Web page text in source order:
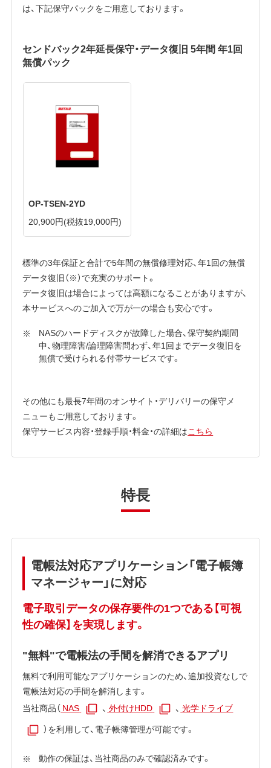
は、下記保守パックをご用意しております。
センドバック2年延長保守・データ復旧 5年間 年1回
無償パック
OP-TSEN-2YD
20,900円(税抜19,000円)
標準の3年保証と合計で5年間の無償修理対応、年1回の無償
データ復旧（※）で充実のサポート。
データ復旧は場合によっては高額になることがありますが、
本サービスへのご加入で万が一の場合も安心です。
NASのハードディスクが故障した場合、保守契約期間
中、物理障害/論理障害問わず、年1回までデータ復旧を
無償で受けられる付帯サービスです。
その他にも最長7年間のオンサイト・デリバリーの保守メ
ニューもご用意しております。
保守サービス内容・登録手順・料金・の詳細はこちら
特長
電帳法対応アプリケーション「電子帳簿
マネージャー」に対応
電子取引データの保存要件の1つである【可視
性の確保】を実現します。
"無料"で電帳法の手間を解消できるアプリ
無料で利用可能なアプリケーションのため、追加投資なしで
電帳法対応の手間を解消します。
当社商品（ NAS 、 外付けHDD 、 光学ドライブ
）を利用して、電子帳簿管理が可能です。
動作の保証は、当社商品のみで確認済みです。